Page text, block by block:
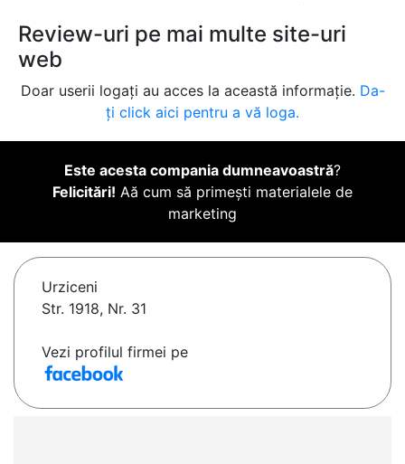
Review-uri pe mai multe site-uri
web
Doar userii logați au acces la această informație. Da-
ți click aici pentru a vă loga.
Este acesta compania dumneavoastră?
Felicitări! Aă cum să primești materialele de
marketing
Urziceni
Str. 1918, Nr. 31
Vezi profilul firmei pe